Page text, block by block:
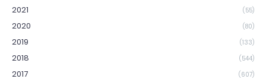
2021 (55)
2020 (80)
2019 (133)
2018 (544)
2017 (607)